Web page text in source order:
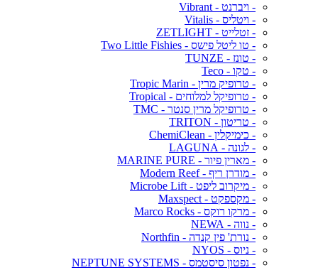
- ויברנט - Vibrant
- ויטליס - Vitalis
- זטלייט - ZETLIGHT
- טו ליטל פישס - Two Little Fishies
- טונז - TUNZE
- טקו - Teco
- טרופיק מרין - Tropic Marin
- טרופיקל למלוחים - Tropical
- טרופיקל מרין סנטר - TMC
- טריטון - TRITON
- כימיקלין - ChemiClean
- לגונה - LAGUNA
- מארין פיור - MARINE PURE
- מודרן ריף - Modern Reef
- מיקרוב ליפט - Microbe Lift
- מקספקט - Maxspect
- מרקו רוקס - Marco Rocks
- נווה - NEWA
- נורת' פין קנדה - Northfin
- ניוס - NYOS
- נפטון סיסטמס - NEPTUNE SYSTEMS